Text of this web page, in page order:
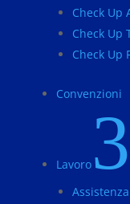
Check Up
Check Up
Check Up
Convenzioni
Lavoro 3